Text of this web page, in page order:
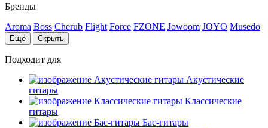
Бренды
Aroma Boss Cherub Flight Force FZONE Jowoom JOYO Musedo
Ещё Скрыть
Подходит для
Акустические
гитары
Классические
гитары
Бас-гитары